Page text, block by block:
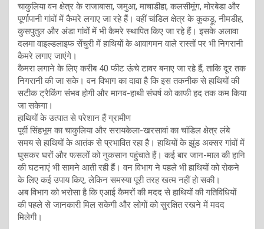
चाकुलिया वन क्षेत्र के राजाबासा, जमुआ, माचाडीहा, कलसीमूंग, मोरबेडा और
पूर्णापानी गांवों में कैमरे लगाए जा रहे हैं। वहीं चांडिल क्षेत्र के कुकड़ू, नीमडीह,
कुसपुतुल और अंडा गांवों में भी कैमरे स्थापित किए जा रहे हैं। इसके अलावा
दलमा वाइल्डलाइफ सेंचुरी में हाथियों के आवागमन वाले रास्तों पर भी निगरानी
कैमरे लगाए जाएंगे।
कैमरा लगाने के लिए करीब 40 फीट ऊंचे टावर बनाए जा रहे हैं, ताकि दूर तक
निगरानी की जा सके। वन विभाग का दावा है कि इस तकनीक से हाथियों की
सटीक ट्रैकिंग संभव होगी और मानव-हाथी संघर्ष को काफी हद तक कम किया
जा सकेगा।
हाथियों के उत्पात से परेशान हैं ग्रामीण
पूर्वी सिंहभूम का चाकुलिया और सरायकेला-खरसावां का चांडिल क्षेत्र लंबे
समय से हाथियों के आतंक से प्रभावित रहा है। हाथियों के झुंड अक्सर गांवों में
घुसकर घरों और फसलों को नुकसान पहुंचाते हैं। कई बार जान-माल की हानि
की घटनाएं भी सामने आती रही हैं। वन विभाग ने पहले भी हाथियों को रोकने
के लिए कई उपाय किए, लेकिन समस्या पूरी तरह खत्म नहीं हो सकी।
अब विभाग को भरोसा है कि एआई कैमरों की मदद से हाथियों की गतिविधियों
की पहले से जानकारी मिल सकेगी और लोगों को सुरक्षित रखने में मदद
मिलेगी।